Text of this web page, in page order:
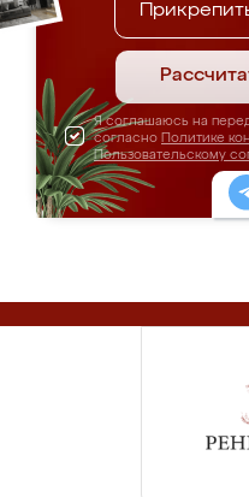
Я соглашаюсь на
согласно Политике
Пользовательскому